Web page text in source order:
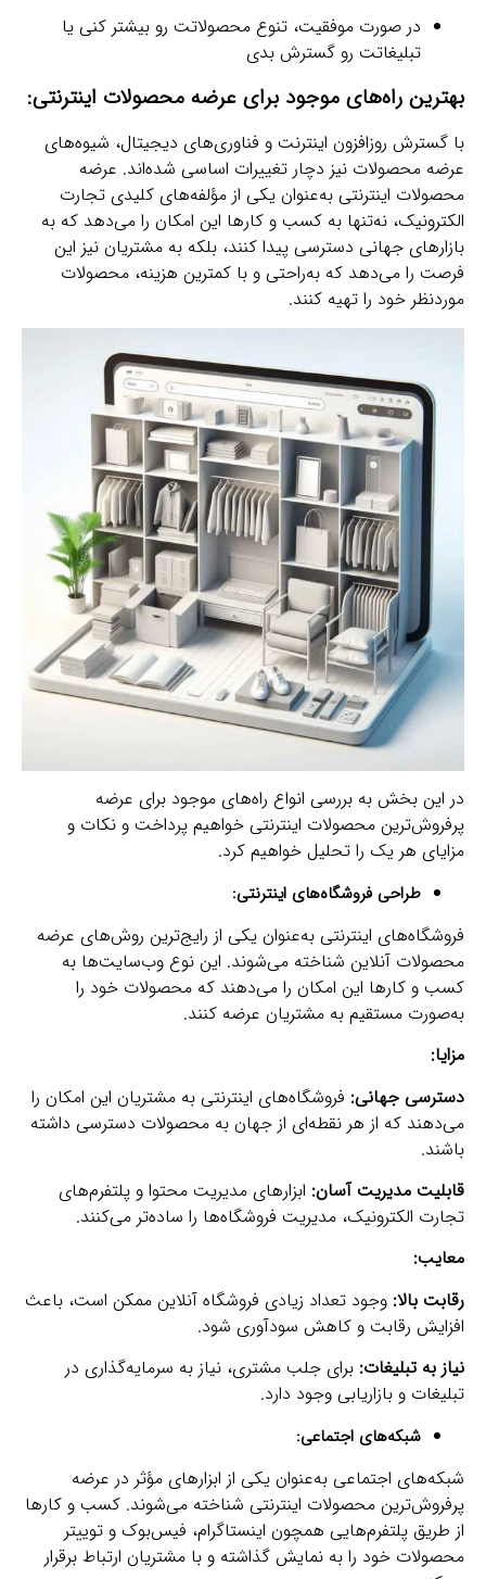
در صورت موفقیت، تنوع محصولاتت رو بیشتر کنی یا
تبلیغاتت رو گسترش بدی
بهترین راه‌های موجود برای عرضه محصولات اینترنتی:
با گسترش روزافزون اینترنت و فناوری‌های دیجیتال، شیوه‌های
عرضه محصولات نیز دچار تغییرات اساسی شده‌اند. عرضه
محصولات اینترنتی به‌عنوان یکی از مؤلفه‌های کلیدی تجارت
الکترونیک، نه‌تنها به کسب و کارها این امکان را می‌دهد که به
بازارهای جهانی دسترسی پیدا کنند، بلکه به مشتریان نیز این
فرصت را می‌دهد که به‌راحتی و با کمترین هزینه، محصولات
موردنظر خود را تهیه کنند.
در این بخش به بررسی انواع راه‌های موجود برای عرضه
پرفروش‌ترین محصولات اینترنتی خواهیم پرداخت و نکات و
مزایای هر یک را تحلیل خواهیم کرد.
طراحی فروشگاه‌های اینترنتی:
فروشگاه‌های اینترنتی به‌عنوان یکی از رایج‌ترین روش‌های عرضه
محصولات آنلاین شناخته می‌شوند. این نوع وب‌سایت‌ها به
کسب و کارها این امکان را می‌دهند که محصولات خود را
به‌صورت مستقیم به مشتریان عرضه کنند.
مزایا:
دسترسی جهانی: فروشگاه‌های اینترنتی به مشتریان این امکان را
می‌دهند که از هر نقطه‌ای از جهان به محصولات دسترسی داشته
باشند.
قابلیت مدیریت آسان: ابزارهای مدیریت محتوا و پلتفرم‌های
تجارت الکترونیک، مدیریت فروشگاه‌ها را ساده‌تر می‌کنند.
معایب:
رقابت بالا: وجود تعداد زیادی فروشگاه آنلاین ممکن است، باعث
افزایش رقابت و کاهش سودآوری شود.
نیاز به تبلیغات: برای جلب مشتری، نیاز به سرمایه‌گذاری در
تبلیغات و بازاریابی وجود دارد.
شبکه‌های اجتماعی:
شبکه‌های اجتماعی به‌عنوان یکی از ابزارهای مؤثر در عرضه
پرفروش‌ترین محصولات اینترنتی شناخته می‌شوند. کسب و کارها
از طریق پلتفرم‌هایی همچون اینستاگرام، فیس‌بوک و توییتر
محصولات خود را به نمایش گذاشته و با مشتریان ارتباط برقرار